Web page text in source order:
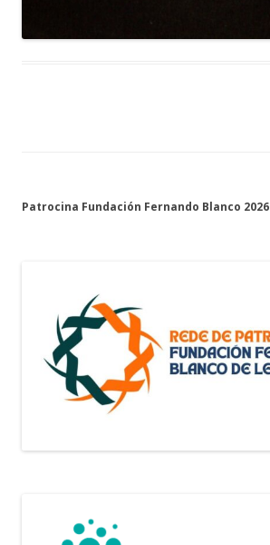
Patrocina Fundación Fernando Blanco 2026